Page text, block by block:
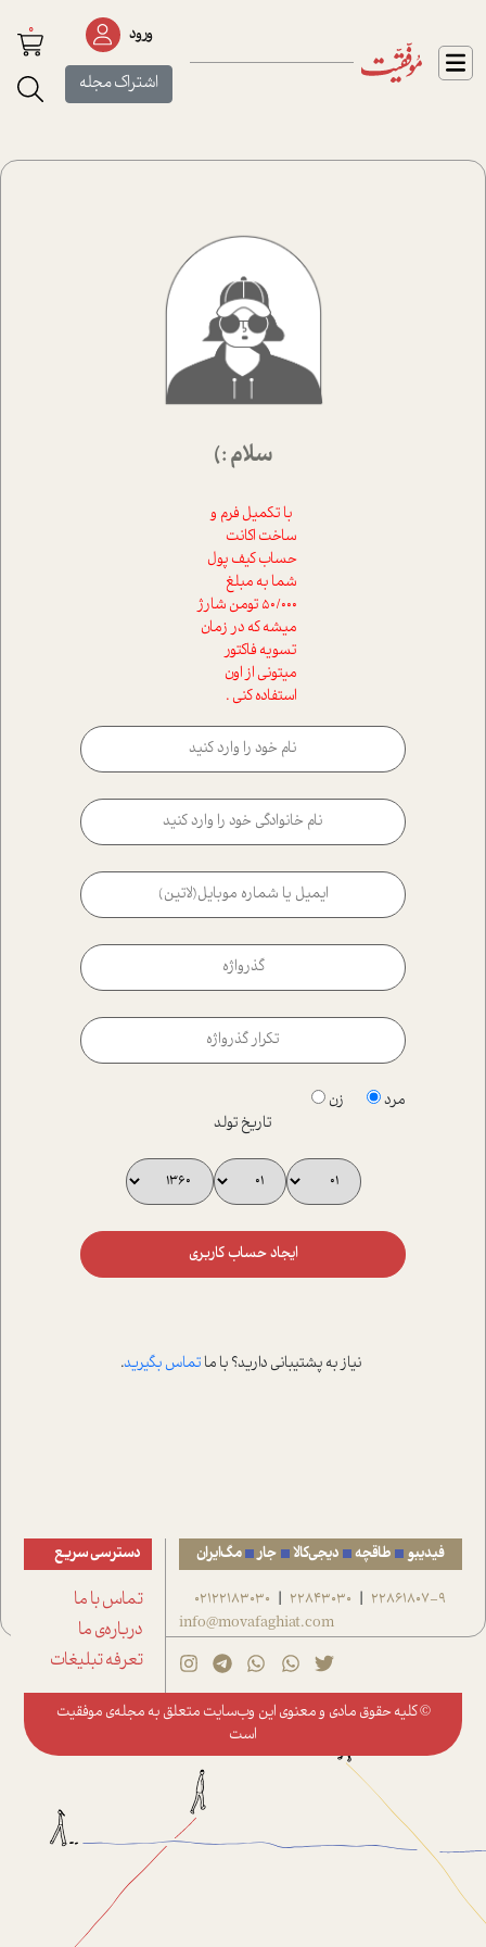
ورود
اشتراک مجله
0
سلام :)
با تکمیل فرم و
ساخت اکانت
حساب کیف پول
شما به مبلغ
50/000 تومن شارژ
میشه که در زمان
تسویه فاکتور
میتونی از اون
استفاده کنی .
مرد
زن
تاریخ تولد
ایجاد حساب کاربری
نیاز به پشتیبانی دارید؟ با ماتماس بگیرید.
فیدیبو طاقچه دیجی‌کالا جار مگ‌ایران
22861807-9
|
22843030
|
02122183030
info@movafaghiat.com
دسترسی سریع
تماس با ما
درباره‌ی ما
تعرفه تبلیغات
© کلیه حقوق مادی و معنوی این وب‌سایت متعلق به مجله‌ی موفقیت
است